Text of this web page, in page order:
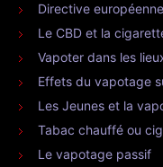
Directive
Le CBD et la
Vapoter dans les
Effets du vapotage
Les Jeunes et la
Tabac chauffé ou
Le vapotage passif